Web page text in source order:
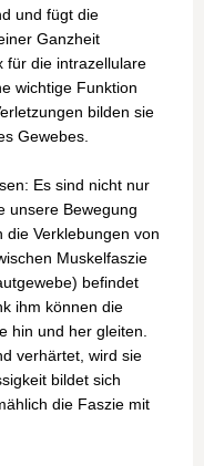
und fügt die
Ganzheit
für die intrazellulare
wichtige Funktion
bilden sie
Gewebes.
Es sind nicht nur
unsere Bewegung
Verklebungen von
Muskelfaszie
befindet
ihm können die
hin und her gleiten.
verhärtet, wird sie
bildet sich
die Faszie mit